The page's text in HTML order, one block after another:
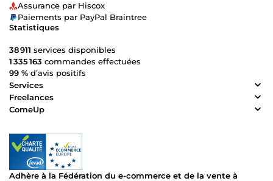
Assurance par Hiscox
Paiements par PayPal Braintree
Statistiques
38 911 services disponibles
1 335 163 commandes effectuées
99 % d’avis positifs
Services
Freelances
ComeUp
Adhère à la Fédération du e-commerce et de la vente à